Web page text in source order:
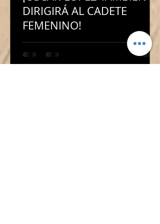
DIRIGIRÁ AL CADETE
FEMENINO!